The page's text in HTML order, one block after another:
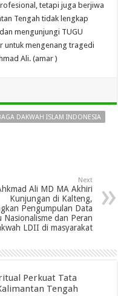
tetapi juga berjiwa
Tengah tidak lengkap
mengunjungi TUGU
untuk mengenang tragedi
Ali. (amar )
DAKWAH ISLAM INDONESIA
Next
Ali MD MA Akhiri
Kunjungan di Kalteng,
Pengumpulan Data
Nasionalisme dan Peran
LDII di masyarakat
Perkuat Tata
Tengah